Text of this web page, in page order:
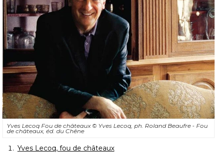
Yves Lecoq Fou de châteaux© Yves Lecoq, ph. Roland Beaufre - Fou
de châteaux, éd. du Chêne
Yves Lecoq, fou de châteaux